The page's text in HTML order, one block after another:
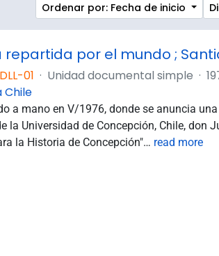
Ordenar por: Fecha de inicio
01 · Unidad documental simple ·
Chile
a mano en V/1976, donde se anuncia
la Universidad de Concepción, Chile, don
la Historia de Concepción"… read more